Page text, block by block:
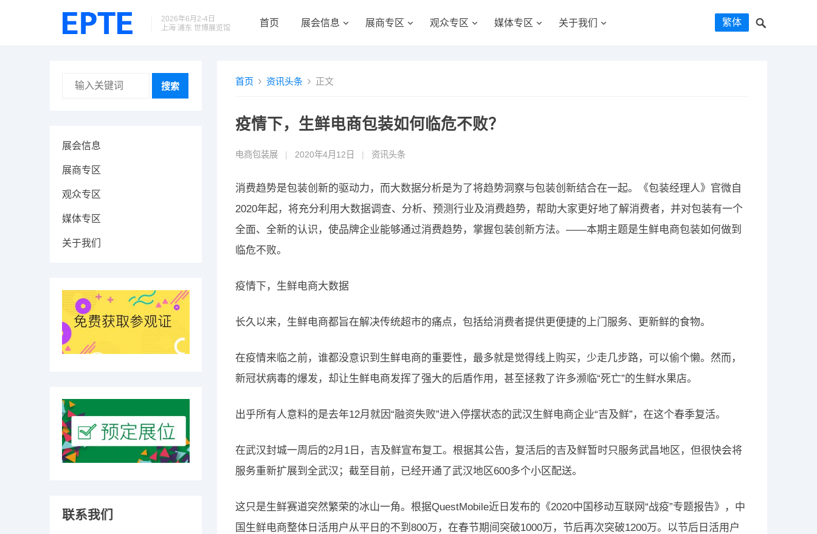
2026年6月2-4日
上海 浦东 世博展览馆
首页 展会信息 展商专区 观众专区 媒体专区 关于我们 繁体
首页 资讯头条 正文
疫情下，生鲜电商包装如何临危不败？
电商包装展 | 2020年4月12日 | 资讯头条
消费趋势是包装创新的驱动力，而大数据分析是为了将趋势洞察与包装创新结合在一起。《包装经理人》官微自
2020年起，将充分利用大数据调查、分析、预测行业及消费趋势，帮助大家更好地了解消费者，并对包装有一个
全面、全新的认识，使品牌企业能够通过消费趋势，掌握包装创新方法。——本期主题是生鲜电商包装如何做到
临危不败。
疫情下，生鲜电商大数据
长久以来，生鲜电商都旨在解决传统超市的痛点，包括给消费者提供更便捷的上门服务、更新鲜的食物。
在疫情来临之前，谁都没意识到生鲜电商的重要性，最多就是觉得线上购买，少走几步路，可以偷个懒。然而，
新冠状病毒的爆发，却让生鲜电商发挥了强大的后盾作用，甚至拯救了许多濒临“死亡”的生鲜水果店。
出乎所有人意料的是去年12月就因“融资失败”进入停摆状态的武汉生鲜电商企业“吉及鲜”，在这个春季复活。
在武汉封城一周后的2月1日，吉及鲜宣布复工。根据其公告，复活后的吉及鲜暂时只服务武昌地区，但很快会将
服务重新扩展到全武汉；截至目前，已经开通了武汉地区600多个小区配送。
这只是生鲜赛道突然繁荣的冰山一角。根据QuestMobile近日发布的《2020中国移动互联网“战疫”专题报告》，中
国生鲜电商整体日活用户从平日的不到800万，在春节期间突破1000万，节后再次突破1200万。以节后日活用户
搜索
展会信息
展商专区
观众专区
媒体专区
关于我们
联系我们